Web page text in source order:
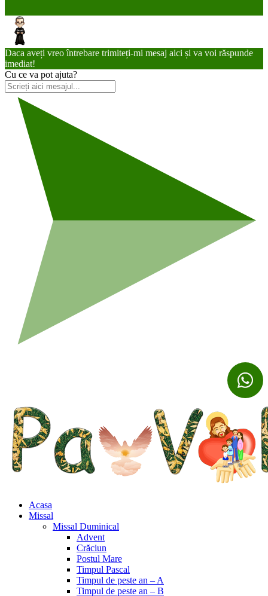
Daca aveți vreo întrebare trimiteți-mi mesaj aici și va voi răspunde
imediat!
Cu ce va pot ajuta?
Acasa
Missal
Missal Duminical
Advent
Crăciun
Postul Mare
Timpul Pascal
Timpul de peste an – A
Timpul de peste an – B